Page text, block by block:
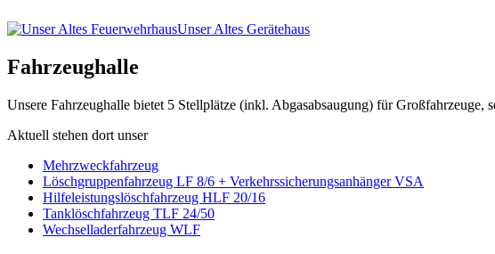
Unser Altes Gerätehaus
Fahrzeughalle
Unsere Fahrzeughalle bietet 5 Stellplätze (inkl. Abgasabsaugung) für
Aktuell stehen dort unser
Mehrzweckfahrzeug
Löschgruppenfahrzeug LF 8/6 + Verkehrssicherungsanhänger VSA
Hilfeleistungslöschfahrzeug HLF 20/16
Tanklöschfahrzeug TLF 24/50
Wechselladerfahrzeug WLF